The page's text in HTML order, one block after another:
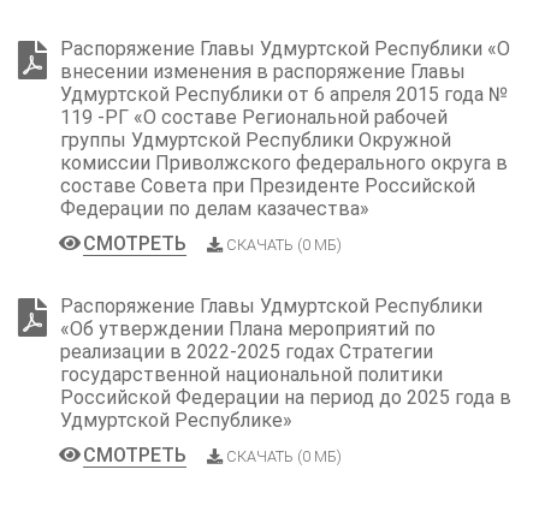
Распоряжение Главы Удмуртской Республики «О
внесении изменения в распоряжение Главы
Удмуртской Республики от 6 апреля 2015 года №
119 -РГ «О составе Региональной рабочей
группы Удмуртской Республики Окружной
комиссии Приволжского федерального округа в
составе Совета при Президенте Российской
Федерации по делам казачества»
СМОТРЕТЬ
СКАЧАТЬ (0 МБ)
Распоряжение Главы Удмуртской Республики
«Об утверждении Плана мероприятий по
реализации в 2022-2025 годах Стратегии
государственной национальной политики
Российской Федерации на период до 2025 года в
Удмуртской Республике»
СМОТРЕТЬ
СКАЧАТЬ (0 МБ)